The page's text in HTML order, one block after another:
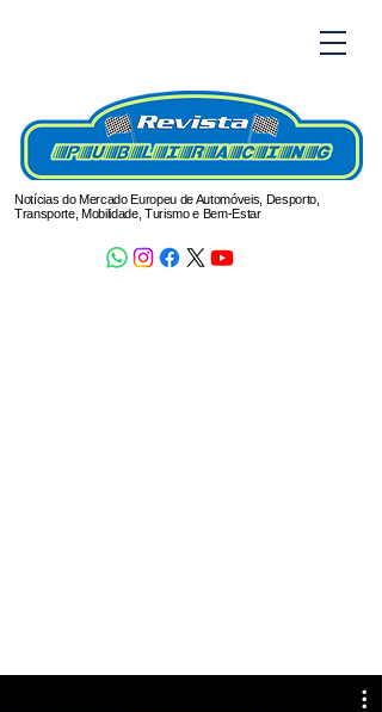
Notícias do Mercado Europeu de Automóveis, Desporto,
Transporte, Mobilidade, Turismo e Bem-Estar